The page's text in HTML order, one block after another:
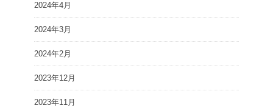
2024年4月
2024年3月
2024年2月
2023年12月
2023年11月